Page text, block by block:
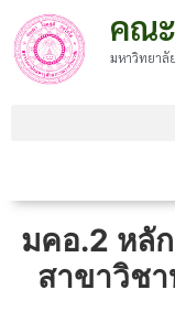
คณ
มหาวิทยาลั
มคอ.2 หลั
สาขาวิช